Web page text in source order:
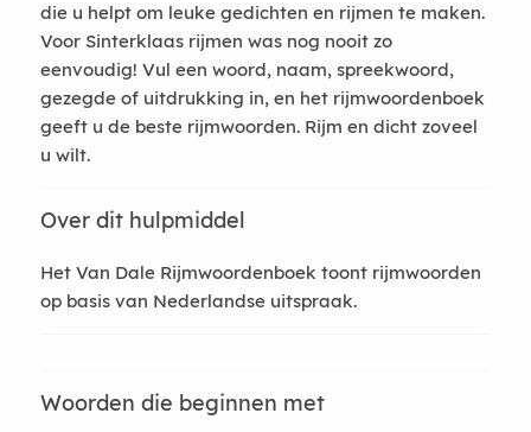
die u helpt om leuke gedichten en rijmen te maken.
Voor Sinterklaas rijmen was nog nooit zo
eenvoudig! Vul een woord, naam, spreekwoord,
gezegde of uitdrukking in, en het rijmwoordenboek
geeft u de beste rijmwoorden. Rijm en dicht zoveel
u wilt.
Over dit hulpmiddel
Het Van Dale Rijmwoordenboek toont rijmwoorden
op basis van Nederlandse uitspraak.
Woorden die beginnen met